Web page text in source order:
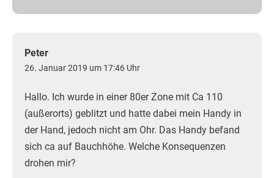
Peter
26. Januar 2019 um 17:46 Uhr
Hallo. Ich wurde in einer 80er Zone mit Ca 110
(außerorts) geblitzt und hatte dabei mein Handy in
der Hand, jedoch nicht am Ohr. Das Handy befand
sich ca auf Bauchhöhe. Welche Konsequenzen
drohen mir?